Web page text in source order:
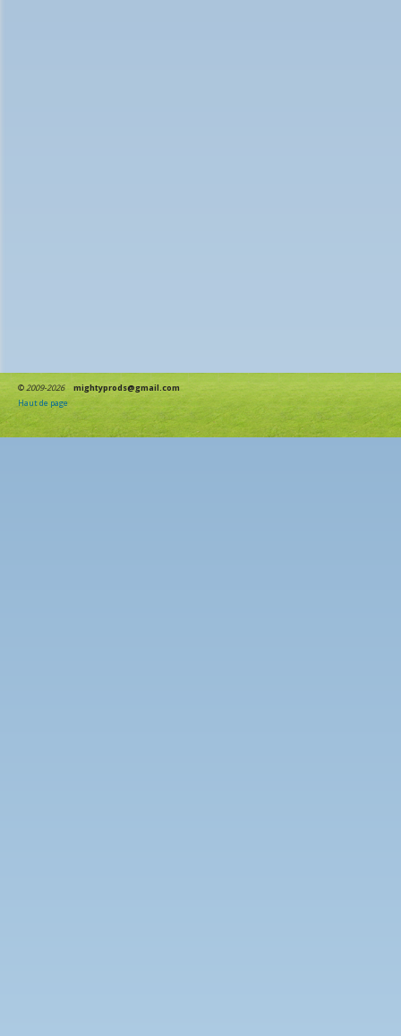
©2009-2026
mightyprods@gmail.com
Haut de page